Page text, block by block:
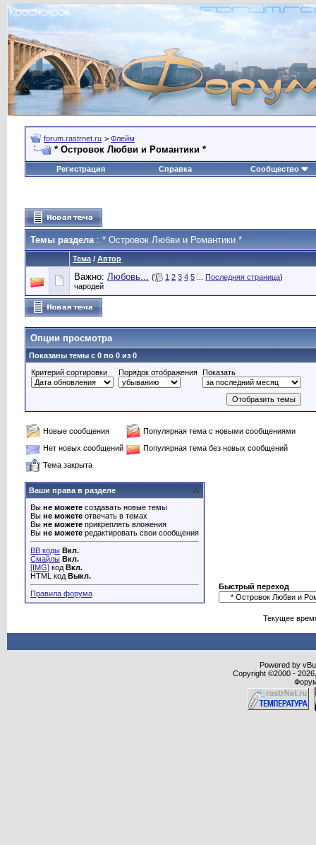
forum.rastrnet.ru > Флейм
* Островок Любви и Романтики *
Регистрация Справка Сообщество
Темы раздела: * Островок Любви и Романтики *
Тема / Автор
Важно: Любовь... ( 1 2 3 4 5 Последняя страница)
чародей
Опции просмотра
Показаны темы с 0 по 0 из 0
Критерий сортировки
Порядок отображения Показать
Новые сообщения
Популярная тема с новыми сообщениями
Нет новых сообщений
Популярная тема без новых сообщений
Тема закрыта
Ваши права в разделе
Вы не можете создавать новые темы
Вы не можете отвечать в темах
Вы не можете прикреплять вложения
Вы не можете редактировать свои сообщения
BB коды Вкл.
Смайлы Вкл.
[IMG] код Вкл.
HTML код Выкл.
Правила форума
Быстрый переход
Текущее
Powered by
Copyright ©2000 -